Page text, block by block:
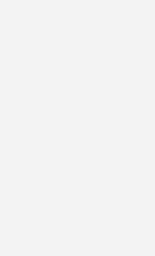
eine
für die
Pfalz
im staatlichen
RLP werden vom
2014 erfasst. Zur
2014 und
aus der